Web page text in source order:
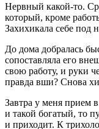
Нервный какой-то.
который, кроме
Захихикала себе под
До дома добралась
сопоставляла его
свою работу, и руки
правда вши? Снова
Завтра у меня прием
и такой богатый, то
и приходит. К